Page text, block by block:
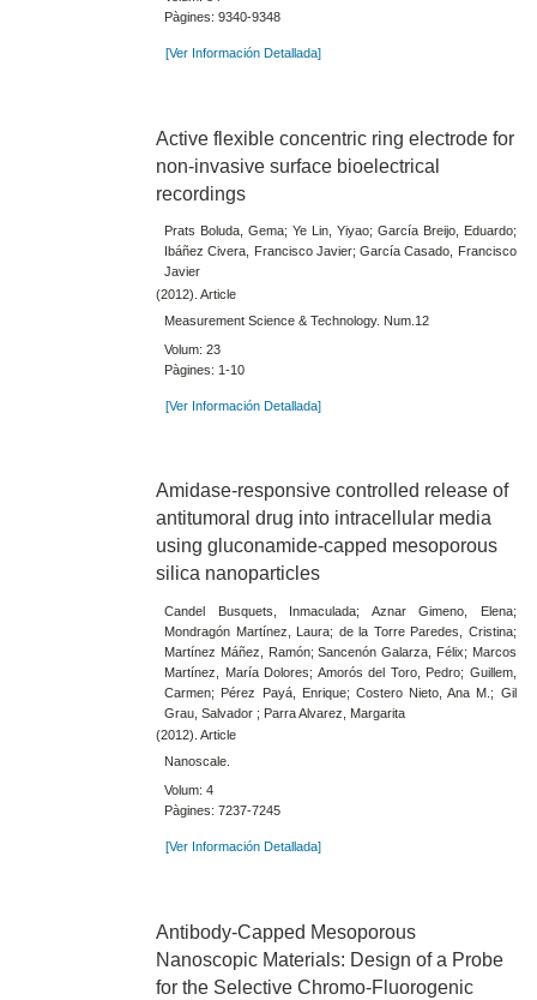
Pàgines: 9340-9348
[Ver Información Detallada]
Active flexible concentric ring electrode for
non-invasive surface bioelectrical
recordings
Prats Boluda, Gema; Ye Lin, Yiyao; García Breijo, Eduardo;
Ibáñez Civera, Francisco Javier; García Casado, Francisco
Javier
(2012). Article
Measurement Science & Technology. Num.12
Volum: 23
Pàgines: 1-10
[Ver Información Detallada]
Amidase-responsive controlled release of
antitumoral drug into intracellular media
using gluconamide-capped mesoporous
silica nanoparticles
Candel Busquets, Inmaculada; Aznar Gimeno, Elena;
Mondragón Martínez, Laura; de la Torre Paredes, Cristina;
Martínez Máñez, Ramón; Sancenón Galarza, Félix; Marcos
Martínez, María Dolores; Amorós del Toro, Pedro; Guillem,
Carmen; Pérez Payá, Enrique; Costero Nieto, Ana M.; Gil
Grau, Salvador ; Parra Alvarez, Margarita
(2012). Article
Nanoscale.
Volum: 4
Pàgines: 7237-7245
[Ver Información Detallada]
Antibody-Capped Mesoporous
Nanoscopic Materials: Design of a Probe
for the Selective Chromo-Fluorogenic